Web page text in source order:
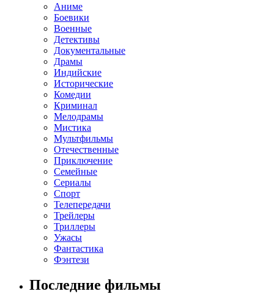
Аниме
Боевики
Военные
Детективы
Документальные
Драмы
Индийские
Исторические
Комедии
Криминал
Мелодрамы
Мистика
Мультфильмы
Отечественные
Приключение
Семейные
Сериалы
Спорт
Телепередачи
Трейлеры
Триллеры
Ужасы
Фантастика
Фэнтези
Последние фильмы